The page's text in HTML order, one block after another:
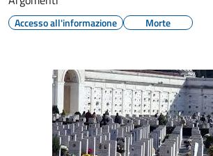
Accesso all'informazione Morte